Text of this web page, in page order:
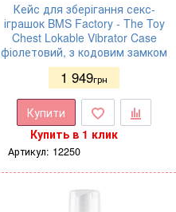
Кейс для зберігання секс-
іграшок BMS Factory - The Toy
Chest Lokable Vibrator Case
фіолетовий, з кодовим замком
1 949грн
Купити
Купить в 1 клик
Артикул: 12250